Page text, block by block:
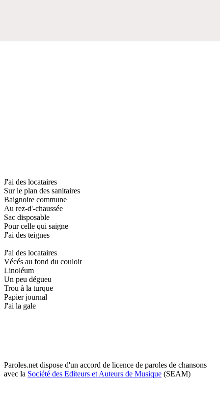
J'ai des locataires
Sur le plan des sanitaires
Baignoire commune
Au rez-d'-chaussée
Sac disposable
Pour celle qui saigne
J'ai des teignes
J'ai des locataires
Vécés au fond du couloir
Linoléum
Un peu dégueu
Trou à la turque
Papier journal
J'ai la gale
Paroles.net dispose d'un accord de licence de paroles de chansons
avec la Société des Editeurs et Auteurs de Musique (SEAM)